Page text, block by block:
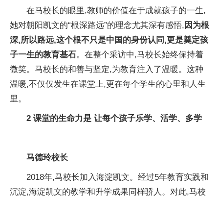
在马校长的眼里,教师的价值在于成就孩子的一生,
她对朝阳凯文的“根深路远”的理念尤其深有感悟, 因为根
深,所以路远,这个根不只是中国的身份认同,更是奠定孩
子一生的教育基石。在整个采访中,马校长始终保持着
微笑。马校长的和善与坚定,为教育注入了温暖。这种
温暖,不仅仅发生在课堂上,更在每个学生的心里和人生
里。
2 课堂的生命力是 让每个孩子乐学、活学、多学
马德玲校长
2018年,马校长加入海淀凯文。经过5年教育实践和
沉淀,海淀凯文的教学和升学成果同样骄人。对此,马校